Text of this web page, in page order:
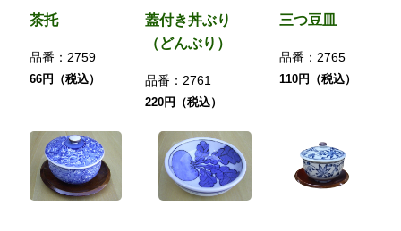
茶托
品番： 2759
66円（税込）
蓋付き丼ぶり
（どんぶり）
品番：2761
220円（税込）
三つ豆皿
品番：2765
110円（税込）